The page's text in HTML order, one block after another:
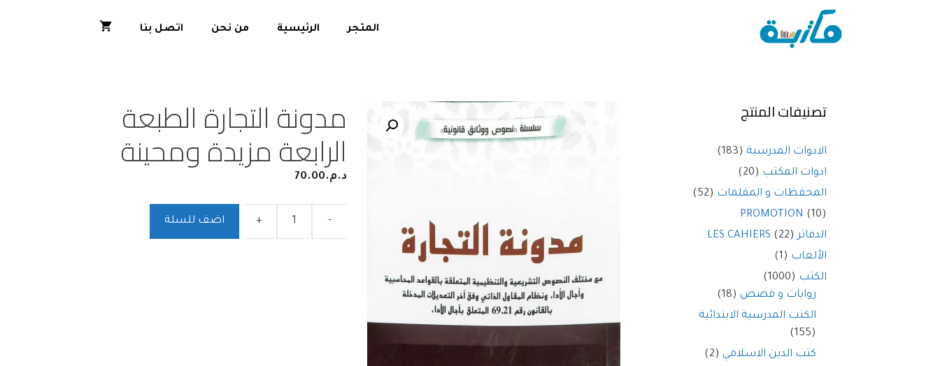
المتجر الرئيسية من نحن اتصل بنا
مدونة التجارة الطبعة
الرابعة مزيدة ومحينة
د.م.70.00
-
+ اضف للسلة
تصنيفات المنتج
الادوات المدرسية (183)
ادوات المكتب (20)
المحفظات و المقلمات (52)
PROMOTION (10)
الدفاتر LES CAHIERS (22)
الألعاب (1)
الكتب (1000)
روايات و قصص (18)
الكتب المدرسية الابتدائية
(155)
كتب الدين الاسلامي (2)